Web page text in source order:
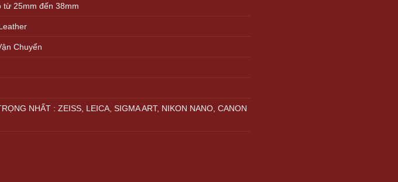
từ 25mm đến 38mm
Chuyển
NHẤT : ZEISS, LEICA, SIGMA ART, NIKON NANO, CANON